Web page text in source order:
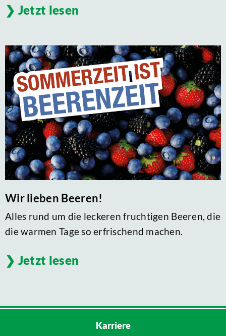
Jetzt lesen
Wir lieben Beeren!
Alles rund um die leckeren fruchtigen Beeren, die
die warmen Tage so erfrischend machen.
Jetzt lesen
Karriere